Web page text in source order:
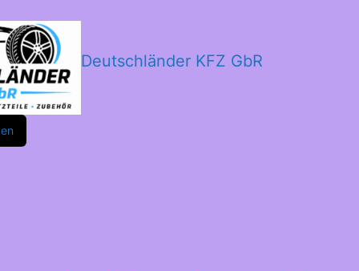
Deutschländer KFZ GbR